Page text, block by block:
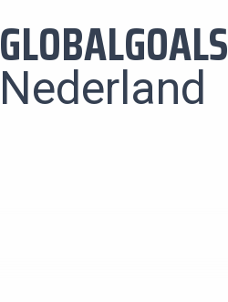
GLOBALGOALS
Nederland